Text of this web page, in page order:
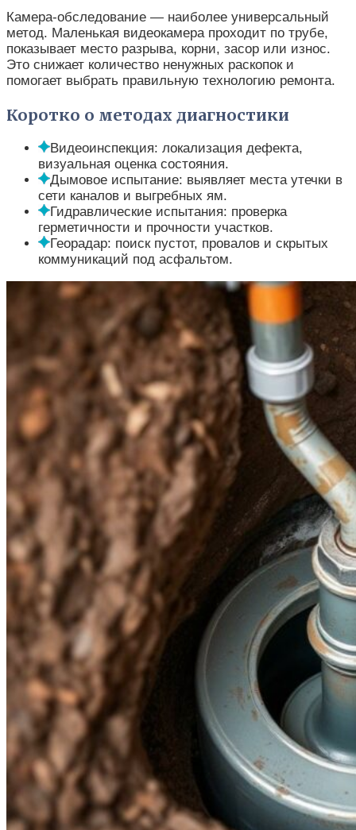
Камера-обследование — наиболее универсальный
метод. Маленькая видеокамера проходит по трубе,
показывает место разрыва, корни, засор или износ.
Это снижает количество ненужных раскопок и
помогает выбрать правильную технологию ремонта.
Коротко о методах диагностики
Видеоинспекция: локализация дефекта,
визуальная оценка состояния.
Дымовое испытание: выявляет места утечки в
сети каналов и выгребных ям.
Гидравлические испытания: проверка
герметичности и прочности участков.
Георадар: поиск пустот, провалов и скрытых
коммуникаций под асфальтом.